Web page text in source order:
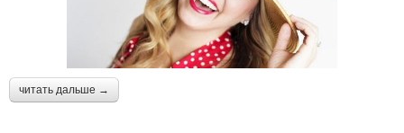
читать дальше →